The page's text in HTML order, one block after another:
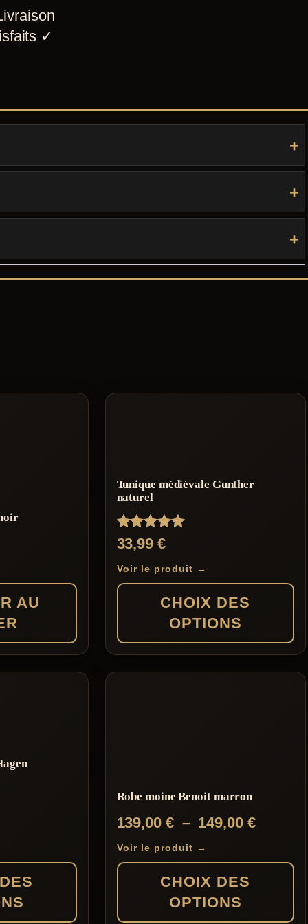
✓
AU
Tunique médiévale Gunther
naturel
Note
5.00
sur 5
33,99 €
Voir le produit →
CHOIX DES
OPTIONS
produit
options
être
choisies
sur
Robe moine Benoit marron
139,00 € – 149,00 €Plage
prix :
Voir le produit →
CHOIX DES
OPTIONS